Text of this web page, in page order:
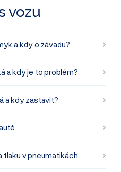
vozu
a kdy o závadu?
a kdy je to problém?
a kdy zastavit?
tlaku v pneumatikách